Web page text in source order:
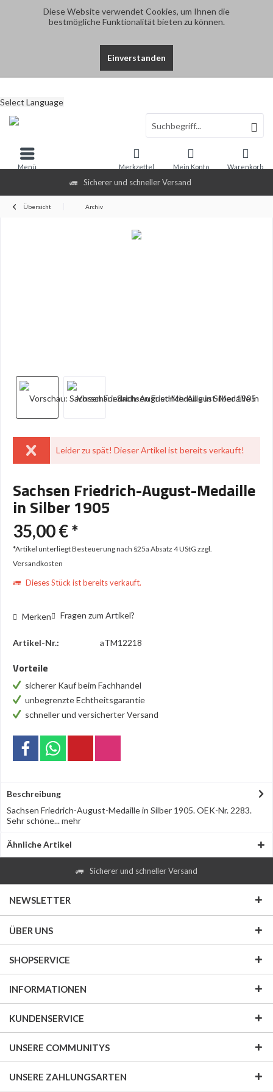
Diese Website verwendet Cookies, um Ihnen die
bestmögliche Funktionalität bieten zu können.
Einverstanden
Sicherer und schneller Versand
Select Language
Warenkorb
Merkzettel Mein Konto
Menü
Übersicht Archiv
Leider zu spät! Dieser Artikel ist bereits verkauft!
Sachsen Friedrich-August-Medaille
in Silber 1905
35,00 € *
*Artikel unterliegt Besteuerung nach §25a Absatz 4 UStG zzgl.
Versandkosten
Dieses Stück ist bereits verkauft.
Merken Fragen zum Artikel?
Artikel-Nr.: aTM12218
Vorteile
sicherer Kauf beim Fachhandel
unbegrenzte Echtheitsgarantie
schneller und versicherter Versand
Beschreibung
Sachsen Friedrich-August-Medaille in Silber 1905. OEK-Nr. 2283.
Sehr schöne...mehr
Ähnliche Artikel
Sicherer und schneller Versand
NEWSLETTER
ÜBER UNS
SHOPSERVICE
INFORMATIONEN
KUNDENSERVICE
UNSERE COMMUNITYS
UNSERE ZAHLUNGSARTEN